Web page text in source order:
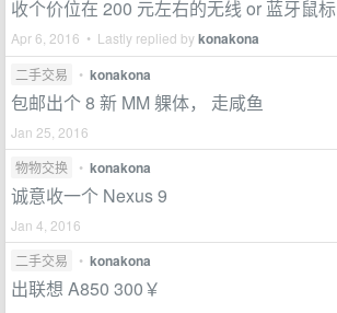
收个价位在 200 元左右的无线 or 蓝牙鼠标
Apr 6, 2016 • Lastly replied bykonakona
二手交易 • konakona
包邮出个 8 新 MM 躶体， 走咸鱼
Jan 25, 2016
物物交换
• konakona
诚意收一个 Nexus 9
Jan 4, 2016
二手交易
• konakona
出联想 A850 300￥